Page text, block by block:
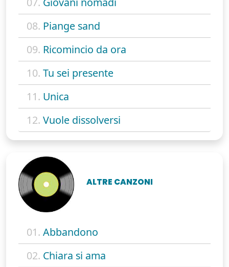
08. Piange sand
09. Ricomincio da ora
10. Tu sei presente
11. Unica
12. Vuole dissolversi
ALTRE CANZONI
01. Abbandono
02. Chiara si ama